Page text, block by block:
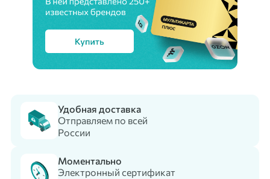
Удобная доставка
Отправляем по всей
России
Моментально
Электронный сертификат